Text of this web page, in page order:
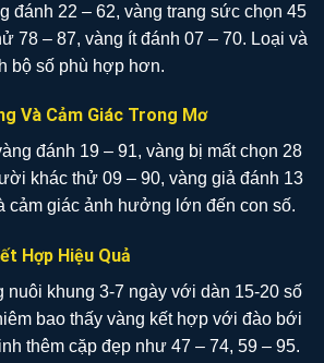
đánh 22 – 62, vàng trang sức chọn 45
78 – 87, vàng ít đánh 07 – 70. Loại và
bộ số phù hợp hơn.
Và Cảm Giác Trong Mơ
đánh 19 – 91, vàng bị mất chọn 28
khác thử 09 – 90, vàng giả đánh 13
cảm giác ảnh hưởng lớn đến con số.
Hợp Hiệu Quả
khung 3-7 ngày với dàn 15-20 số
bao thấy vàng kết hợp với đào bới
thêm cặp đẹp như 47 – 74, 59 – 95.